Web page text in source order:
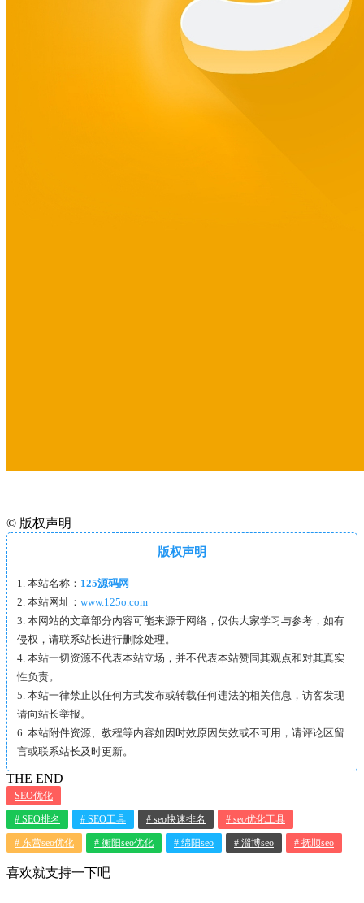
© 版权声明
版权声明
1. 本站名称： 125源码网
2. 本站网址： www.125o.com
3. 本网站的文章部分内容可能来源于网络，仅供大家学习与参考，如有
侵权，请联系站长进行删除处理。
4. 本站一切资源不代表本站立场，并不代表本站赞同其观点和对其真实
性负责。
5. 本站一律禁止以任何方式发布或转载任何违法的相关信息，访客发现
请向站长举报。
6. 本站附件资源、教程等内容如因时效原因失效或不可用，请评论区留
言或联系站长及时更新。
THE END
SEO优化
# SEO排名 # SEO工具 # seo快速排名 # seo优化工具
# 东营seo优化 # 衡阳seo优化 # 绵阳seo # 淄博seo # 抚顺seo
喜欢就支持一下吧